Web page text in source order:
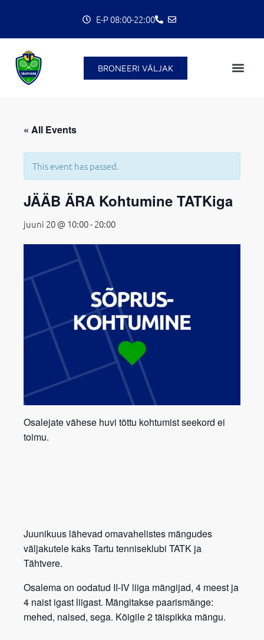
content
E-P 08:00-22:00
BRONEERI VÄLJAK
« All Events
This event has passed.
JÄÄB ÄRA Kohtumine TATKiga
juuni 20 @ 10:00-20:00
Osalejate vähese huvi tõttu kohtumist seekord ei
toimu.
Juunikuus lähevad omavahelistes mängudes
väljakutele kaks Tartu tenniseklubi TATK ja
Tähtvere.
Osalema on oodatud II-IV liiga mängijad, 4 meest ja
4 naist igast liigast. Mängitakse paarismänge:
mehed, naised, sega. Kõigile 2 täispikka mängu.